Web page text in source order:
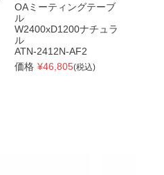
OAミーティングテーブ
ル
W2400xD1200ナチュラ
ル
ATN-2412N-AF2
価格 ¥46,805(税込)